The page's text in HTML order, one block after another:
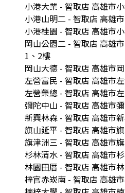
小港大業 - 智取店 高雄市
小港山明二 - 智取店 高雄
小港桂園 - 智取店 高雄市
岡山公園二 - 智取店 高雄
1、2樓
岡山大德 - 智取店 高雄市
左營富民 - 智取店 高雄市
左營榮總 - 智取店 高雄市
彌陀中山 - 智取店 高雄市
新興林森 - 智取店 高雄市
旗山延平 - 智取店 高雄市
旗津洲三 - 智取店 高雄市
杉林清水 - 智取店 高雄市
林園田厝 - 智取店 高雄市
梓官赤崁南 - 智取店 高雄